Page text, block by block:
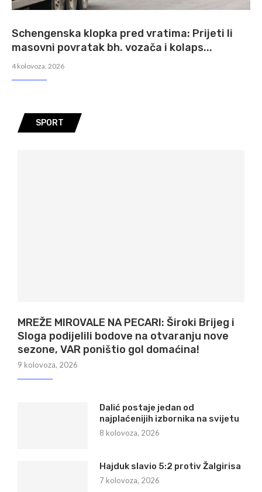
Schengenska klopka pred vratima: Prijeti li
masovni povratak bh. vozača i kolaps...
4 kolovoza, 2026
SPORT
MREŽE MIROVALE NA PECARI: Široki Brijeg i
Sloga podijelili bodove na otvaranju nove
sezone, VAR poništio gol domaćina!
9 kolovoza, 2026
Dalić postaje jedan od
najplaćenijih izbornika na svijetu
8 kolovoza, 2026
Hajduk slavio 5:2 protiv Žalgirisa
7 kolovoza, 2026